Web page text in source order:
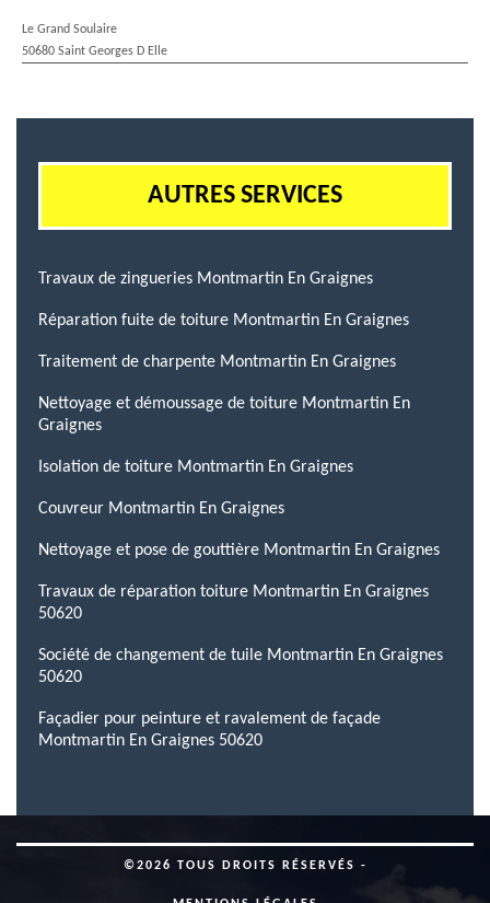
Le Grand Soulaire
50680 Saint Georges D Elle
AUTRES SERVICES
Travaux de zingueries Montmartin En Graignes
Réparation fuite de toiture Montmartin En Graignes
Traitement de charpente Montmartin En Graignes
Nettoyage et démoussage de toiture Montmartin En
Graignes
Isolation de toiture Montmartin En Graignes
Couvreur Montmartin En Graignes
Nettoyage et pose de gouttière Montmartin En Graignes
Travaux de réparation toiture Montmartin En Graignes
50620
Société de changement de tuile Montmartin En Graignes
50620
Façadier pour peinture et ravalement de façade
Montmartin En Graignes 50620
©2026 TOUS DROITS RÉSERVÉS -